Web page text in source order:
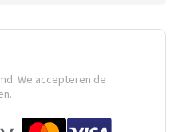
We accepteren de